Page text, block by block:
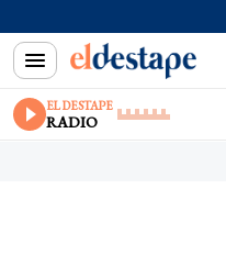
EL DESTAPE
RADIO